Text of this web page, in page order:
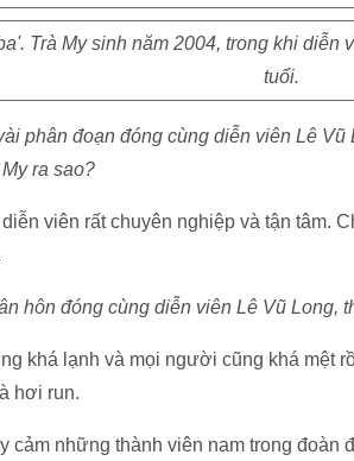
Trà My sinh năm 2004, trong khi diễn
tuổi.
phân đoạn đóng cùng diễn viên Lê
ra sao?
viên rất chuyên nghiệp và tận tâm.
hôn đóng cùng diễn viên Lê Vũ Long,
khá lạnh và mọi người cũng khá mệt
hơi run.
cảm những thành viên nam trong đoàn